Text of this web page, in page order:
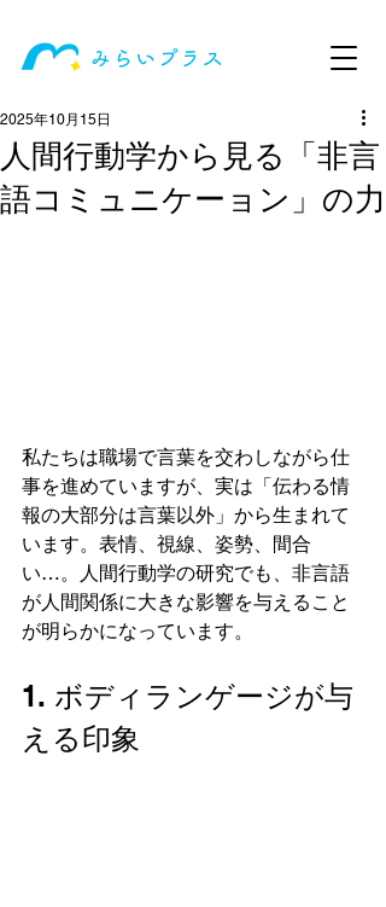
人間行動学から見る「非言
語コミュニケーョン」の力
2025年10月15日
私たちは職場で言葉を交わしながら仕
事を進めていますが、実は「伝わる情
報の大部分は言葉以外」から生まれて
います。表情、視線、姿勢、間合
い…。人間行動学の研究でも、非言語
が人間関係に大きな影響を与えること
が明らかになっています。
1. ボディランゲージが与
える印象